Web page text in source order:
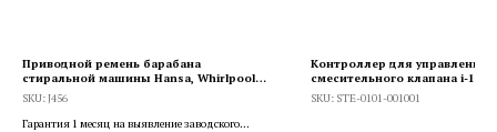
Приводной ремень барабана
стиральной машины Hansa, Whirlpool,
Indesit, Ariston, Siemens, Optibelt 1242
J5, J456
SKU:J456
Гарантия 1 месяц на выявление заводского
Контроллер для управления
смесительного клапана i-1
SKU: STE-0101-001001